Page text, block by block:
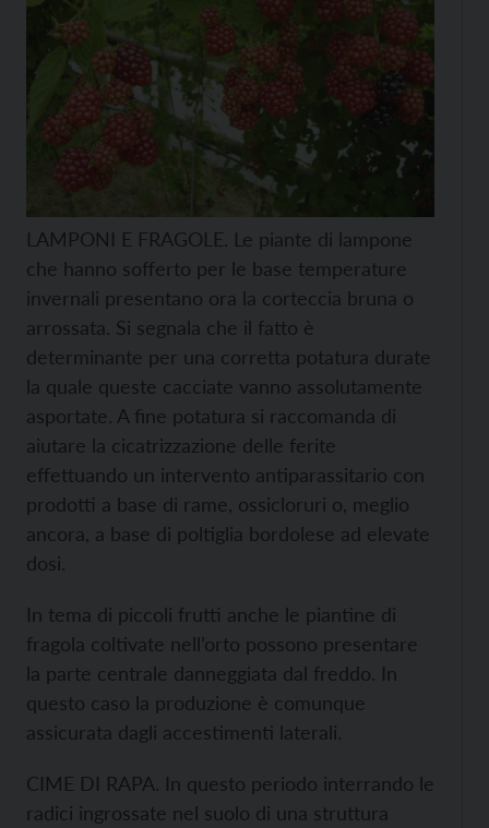
LAMPONI E FRAGOLE. Le piante di lampone
che hanno sofferto per le base temperature
invernali presentano ora la corteccia bruna o
arrossata. Si segnala che il fatto è
determinante per una corretta potatura durate
la quale queste cacciate vanno assolutamente
asportate. A fine potatura si raccomanda di
aiutare la cicatrizzazione delle ferite
effettuando un intervento antiparassitario con
prodotti a base di rame, ossicloruri o, meglio
ancora, a base di poltiglia bordolese ad elevate
dosi.
In tema di piccoli frutti anche le piantine di
fragola coltivate nell’orto possono presentare
la parte centrale danneggiata dal freddo. In
questo caso la produzione è comunque
assicurata dagli accestimenti laterali.
CIME DI RAPA. In questo periodo interrando le
radici ingrossate nel suolo di una struttura